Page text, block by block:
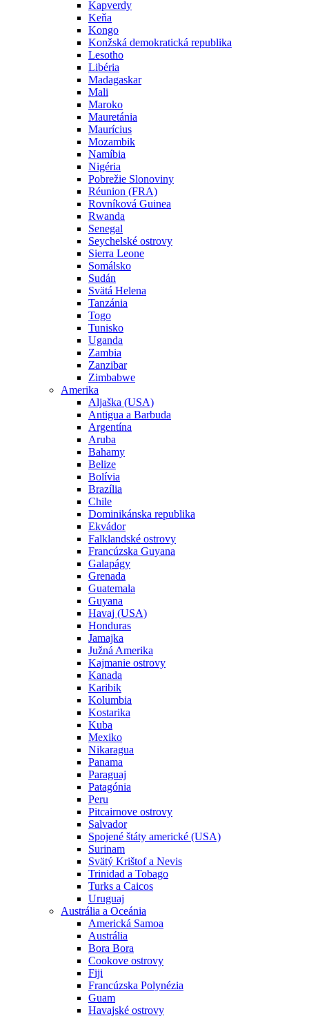
Kapverdy
Keňa
Kongo
Konžská demokratická republika
Lesotho
Libéria
Madagaskar
Mali
Maroko
Mauretánia
Maurícius
Mozambik
Namíbia
Nigéria
Pobrežie Slonoviny
Réunion (FRA)
Rovníková Guinea
Rwanda
Senegal
Seychelské ostrovy
Sierra Leone
Somálsko
Sudán
Svätá Helena
Tanzánia
Togo
Tunisko
Uganda
Zambia
Zanzibar
Zimbabwe
Amerika
Aljaška (USA)
Antigua a Barbuda
Argentína
Aruba
Bahamy
Belize
Bolívia
Brazília
Chile
Dominikánska republika
Ekvádor
Falklandské ostrovy
Francúzska Guyana
Galapágy
Grenada
Guatemala
Guyana
Havaj (USA)
Honduras
Jamajka
Južná Amerika
Kajmanie ostrovy
Kanada
Karibik
Kolumbia
Kostarika
Kuba
Mexiko
Nikaragua
Panama
Paraguaj
Patagónia
Peru
Pitcairnove ostrovy
Salvador
Spojené štáty americké (USA)
Surinam
Svätý Krištof a Nevis
Trinidad a Tobago
Turks a Caicos
Uruguaj
Austrália a Oceánia
Americká Samoa
Austrália
Bora Bora
Cookove ostrovy
Fiji
Francúzska Polynézia
Guam
Havajské ostrovy